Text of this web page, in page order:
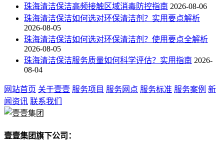
珠海清洁保洁高频接触区域消毒防控指南 2026-08-06
珠海清洁保洁如何选对环保清洁剂？实用要点解析
2026-08-05
珠海清洁保洁如何选对环保清洁剂？使用要点全解析
2026-08-05
珠海清洁保洁服务质量如何科学评估？实用指南 2026-
08-04
网站首页 关于壹壹 服务项目 服务网点 服务标准 服务案例 新
闻资讯 联系我们
壹壹集团旗下公司：